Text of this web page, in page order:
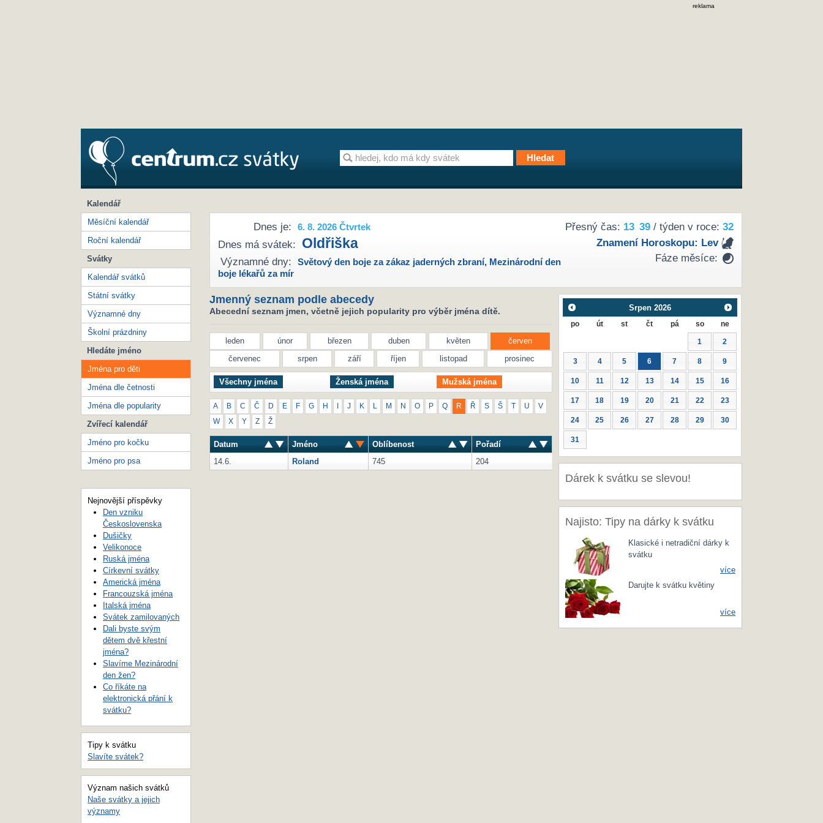
reklama
Přesný čas: 13 39/ týden v roce: 32
Znamení Horoskopu: Lev
Fáze měsíce:
Dnes je: 6. 8. 2026 Čtvrtek
Dnes má svátek: Oldřiška
Významné dny: Světový den boje za zákaz jaderných zbraní, Mezinárodní den
boje lékařů za mír
Jmenný seznam podle abecedy
Abecední seznam jmen, včetně jejich popularity pro výběr jména dítě.
leden únor březen duben květen
červen
červenec
srpen září říjen listopad prosinec
Všechny jména Ženská jména Mužská jména
A B C Č D E F G H J K M N O P Q R Ř S Š T U V
W X Y Z Ž
Datum Jméno Oblíbenost
Pořadí
14.6.
Roland 745 204
Srpen 2026
po út st čt pá so ne
1 2
3 4 5 6 7 8 9
10 11 12 13 14 15 16
17 18 19 20 21 22 23
24 25 26 27 28 29 30
31
Dárek k svátku se slevou!
Najisto: Tipy na dárky k svátku
Klasické i netradiční dárky k
svátku
více
Darujte k svátku květiny
více
Kalendář
Měsíční kalendář
Roční kalendář
Svátky
Kalendář svátků
Státní svátky
Významné dny
Školní prázdniny
Hledáte jméno
Jména pro děti
Jména dle četnosti
Jména dle popularity
Zvířecí kalendář
Jméno pro kočku
Jméno pro psa
Nejnovější příspěvky
Den vzniku
Československa
Dušičky
Velikonoce
Ruská jména
Církevní svátky
Americká jména
Francouzská jména
Italská jména
Svátek zamilovaných
Dali byste svým
dětem dvě křestní
jména?
Slavíme Mezinárodní
den žen?
Co říkáte na
elektronická přání k
svátku?
Tipy k svátku
Slavíte svátek?
Význam našich svátků
Naše svátky a jejich
významy